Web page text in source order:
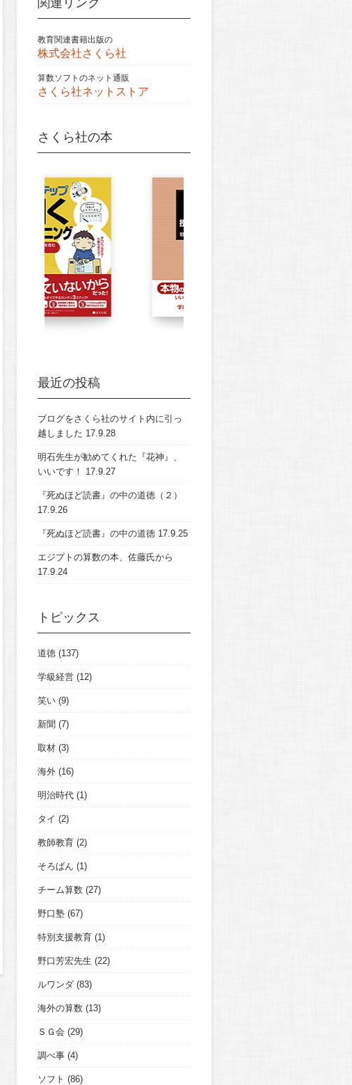
関連リンク
教育関連書籍出版の
株式会社さくら社
算数ソフトのネット通販
さくら社ネットストア
さくら社の本
最近の投稿
ブログをさくら社のサイト内に引っ
越しました 17.9.28
明石先生が勧めてくれた『花神』、
いいです！
17.9.27
『死ぬほど読書』の中の道徳（２）
17.9.26
『死ぬほど読書』の中の道徳 17.9.25
エジプトの算数の本、佐藤氏から
17.9.24
トピックス
道徳 (137)
学級経営 (12)
笑い (9)
新聞 (7)
取材 (3)
海外 (16)
明治時代 (1)
タイ (2)
教師教育 (2)
そろばん (1)
チーム算数 (27)
野口塾 (67)
特別支援教育 (1)
野口芳宏先生 (22)
ルワンダ (83)
海外の算数 (13)
ＳＧ会 (29)
調べ事 (4)
ソフト (86)